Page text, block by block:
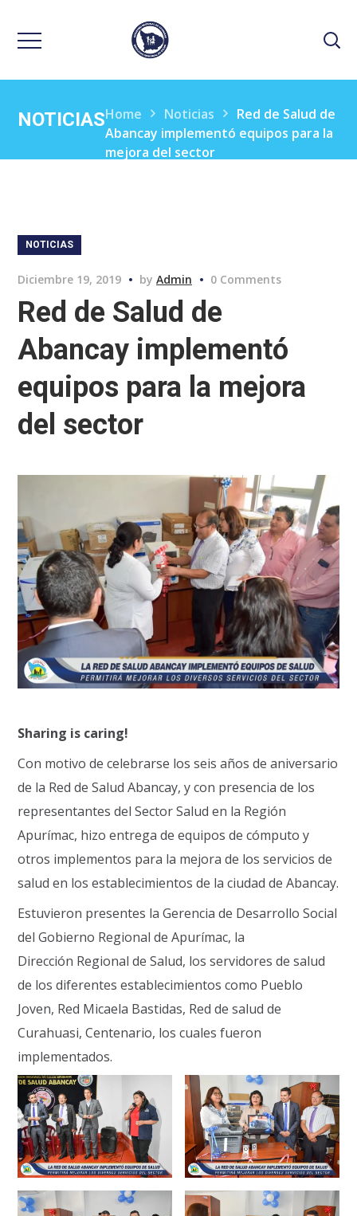
NOTICIASHome Noticias
Red de Salud de
Abancay implementó equipos para la
mejora del sector
NOTICIAS
Diciembre 19, 2019 byAdmin 0 Comments
Red de Salud de
Abancay implementó
equipos para la mejora
del sector
Sharing is caring!
Con motivo de celebrarse los seis años de aniversario
de la Red de Salud Abancay, y con presencia de los
representantes del Sector Salud en la Región
Apurímac, hizo entrega de equipos de cómputo y
otros implementos para la mejora de los servicios de
salud en los establecimientos de la ciudad de Abancay.
Estuvieron presentes la Gerencia de Desarrollo Social
del Gobierno Regional de Apurímac, la
Dirección Regional de Salud, los servidores de salud
de los diferentes establecimientos como Pueblo
Joven, Red Micaela Bastidas, Red de salud de
Curahuasi, Centenario, los cuales fueron
implementados.